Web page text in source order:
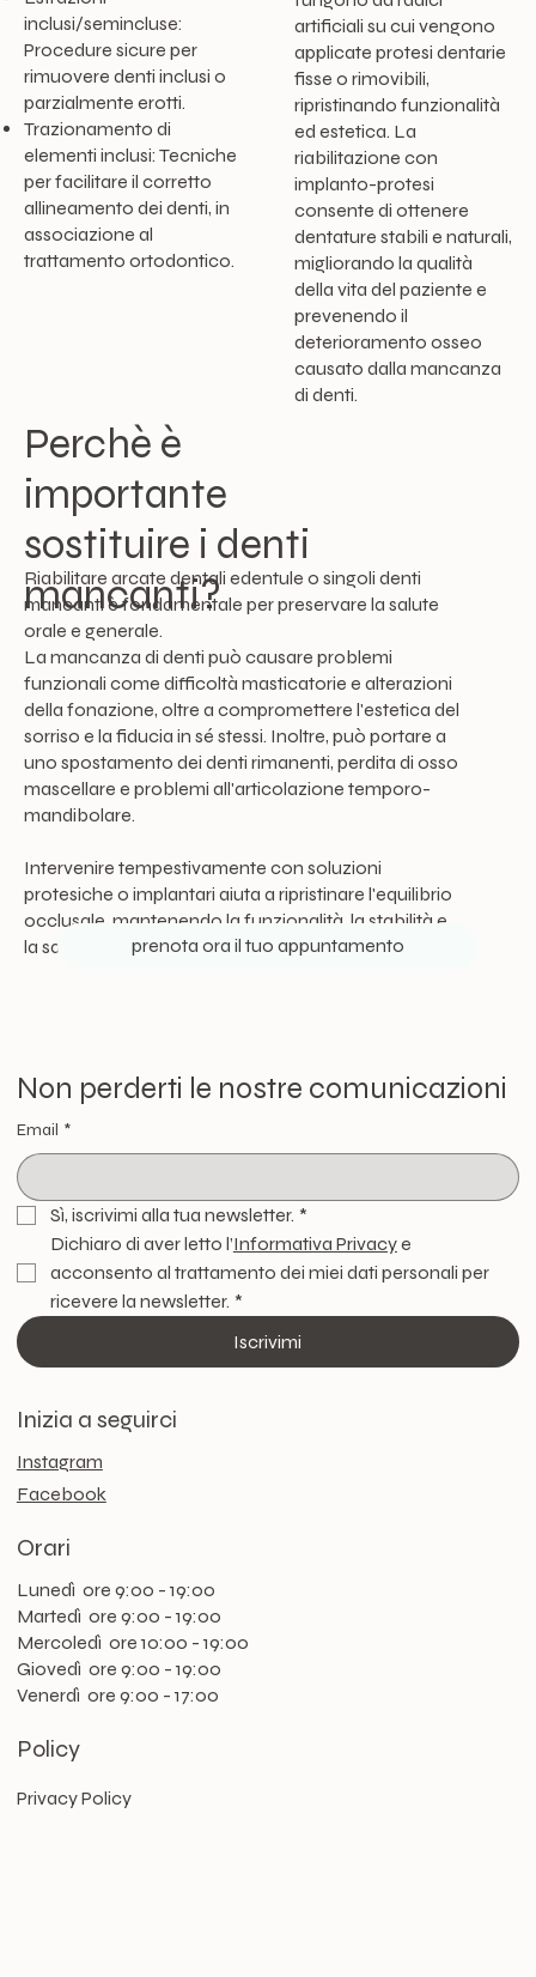
inclusi/semincluse:
Procedure sicure per
rimuovere denti inclusi o
parzialmente erotti.
Trazionamento di
elementi inclusi: Tecniche
per facilitare il corretto
allineamento dei denti, in
associazione al
trattamento ortodontico.
artificiali su cui vengono
applicate protesi dentarie
fisse o rimovibili,
ripristinando funzionalità
ed estetica. La
riabilitazione con
implanto-protesi
consente di ottenere
dentature stabili e naturali,
migliorando la qualità
della vita del paziente e
prevenendo il
deterioramento osseo
causato dalla mancanza
di denti.
Perchè è
importante
sostituire i denti
mancanti?
Riabilitare arcate dentali edentule o singoli denti
mancanti è fondamentale per preservare la salute
orale e generale.
La mancanza di denti può causare problemi
funzionali come difficoltà masticatorie e alterazioni
della fonazione, oltre a compromettere l'estetica del
sorriso e la fiducia in sé stessi. Inoltre, può portare a
uno spostamento dei denti rimanenti, perdita di osso
mascellare e problemi all'articolazione temporo-
mandibolare.
Intervenire tempestivamente con soluzioni
protesiche o implantari aiuta a ripristinare l'equilibrio
occlusale, mantenendo la funzionalità, la stabilità e
la salute dell'intero sistema stomatognatico.
prenota ora il tuo appuntamento
Non perderti le nostre comunicazioni
Email *
Sì, iscrivimi alla tua newsletter. *
Dichiaro di aver letto l’Informativa Privacy e
acconsento al trattamento dei miei dati personali per
ricevere la newsletter. *
Iscrivimi
Inizia a seguirci
Instagram
Facebook
Orari
Lunedì ore 9:00 - 19:00
Martedì ore 9:00 - 19:00
Mercoledì ore 10:00 - 19:00
Giovedì ore 9:00 - 19:00
Venerdì ore 9:00 - 17:00
Policy
Privacy Policy